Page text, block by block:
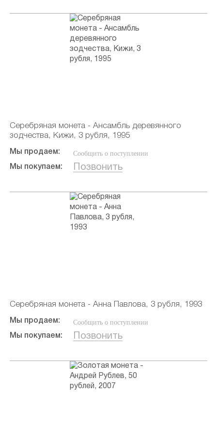
Серебряная монета - Ансамбль деревянного
зодчества, Кижи, 3 рубля, 1995
Мы продаем: Сообщить о поступлении
Мы покупаем: Позвонить
Серебряная монета - Анна Павлова, 3 рубля, 1993
Мы продаем: Сообщить о поступлении
Мы покупаем: Позвонить